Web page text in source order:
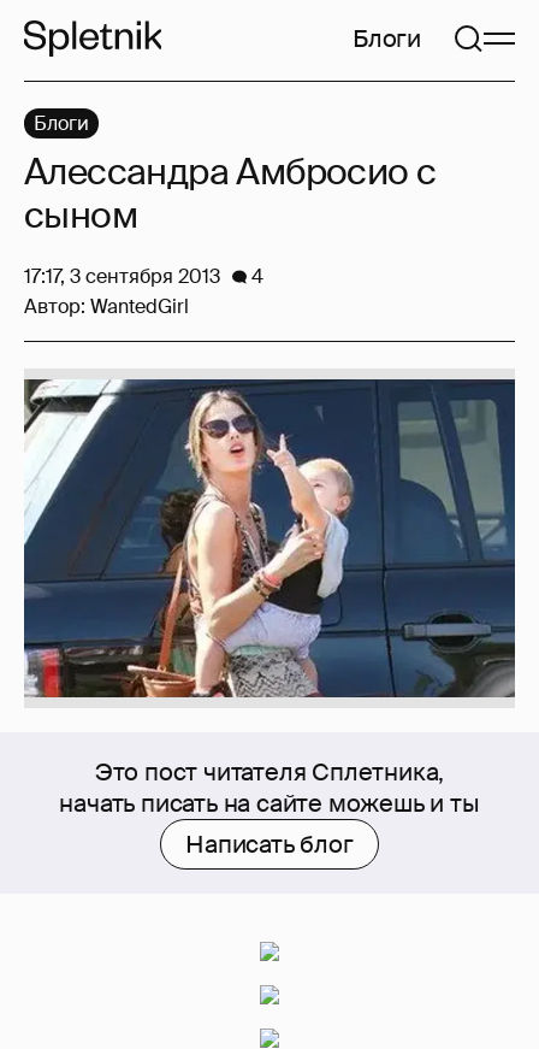
Блоги
Это пост читателя Сплетника,
начать писать на сайте можешь и ты
Написать блог
Блоги
Алессандра Амбросио с
сыном
17:17, 3 сентября 2013
4
Автор: WantedGirl